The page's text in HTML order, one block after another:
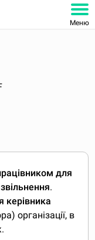
Меню
для
.
керівника
організації, в